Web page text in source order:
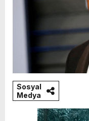
Sosyal
Medya